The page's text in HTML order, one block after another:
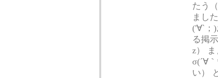
たう
まし
('∀`；
る掲
z）
σ(´∀
い）